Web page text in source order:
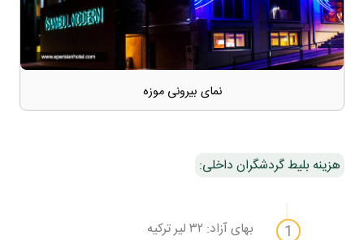
نمای بیرونی موزه
هزینه بلیط گردشگران داخلی:
بهای آزاد: ۳۲ لیر ترکیه